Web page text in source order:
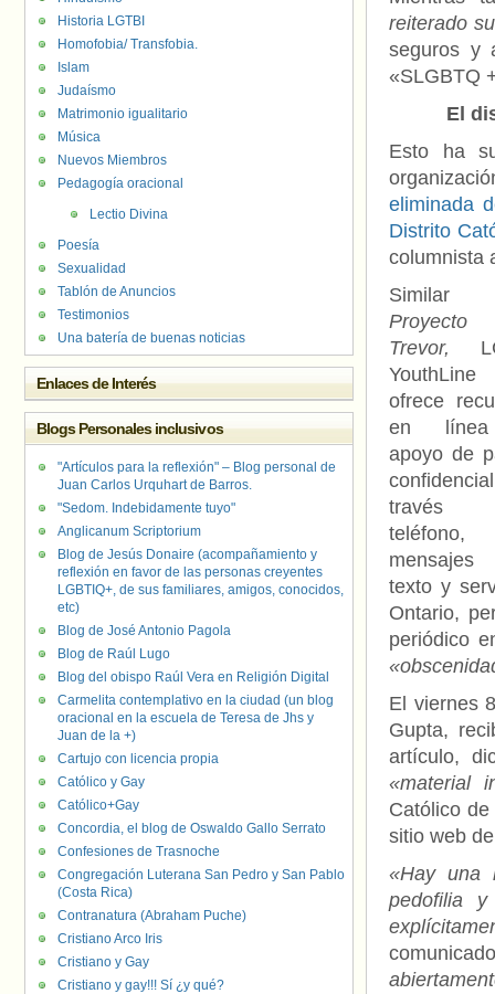
reiterado
seguros y
«SLGBTQ
El
Esto ha
eliminada
Distrito
columnista
Proyecto
Trevor,
YouthLine
ofrece
en
apoyo de
través
teléfono,
texto y
Ontario,
periódico
El viernes
Gupta,
artículo,
«material
Católico
sitio web
«Hay una
pedofilia
Historia LGTBI
Homofobia/ Transfobia.
Islam
Judaísmo
Matrimonio igualitario
Música
Nuevos Miembros
Pedagogía oracional
Lectio Divina
Poesía
Sexualidad
Tablón de Anuncios
Testimonios
Una batería de buenas noticias
Enlaces de Interés
Blogs Personales inclusivos
"Artículos para la reflexión" – Blog personal de
Juan Carlos Urquhart de Barros.
"Sedom. Indebidamente tuyo"
Anglicanum Scriptorium
Blog de Jesús Donaire (acompañamiento y
reflexión en favor de las personas creyentes
LGBTIQ+, de sus familiares, amigos, conocidos,
etc)
Blog de José Antonio Pagola
Blog de Raúl Lugo
Blog del obispo Raúl Vera en Religión Digital
Carmelita contemplativo en la ciudad (un blog
oracional en la escuela de Teresa de Jhs y
Juan de la +)
Cartujo con licencia propia
Católico y Gay
Católico+Gay
Concordia, el blog de Oswaldo Gallo Serrato
Confesiones de Trasnoche
Congregación Luterana San Pedro y San Pablo
(Costa Rica)
Contranatura (Abraham Puche)
Cristiano Arco Iris
Cristiano y Gay
Cristiano y gay!!! Sí ¿y qué?